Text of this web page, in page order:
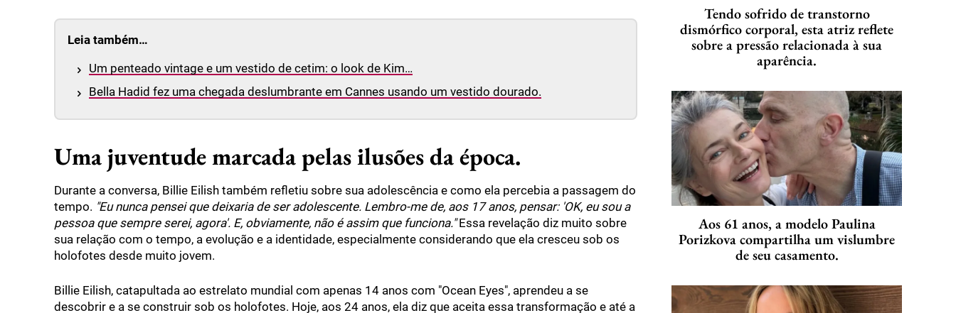
Leia também…
Um penteado vintage e um vestido de cetim: o look de Kim…
Bella Hadid fez uma chegada deslumbrante em Cannes usando um vestido dourado.
Uma juventude marcada pelas ilusões da época.
Durante a conversa, Billie Eilish também refletiu sobre sua adolescência e como ela percebia a passagem do
tempo. "Eu nunca pensei que deixaria de ser adolescente. Lembro-me de, aos 17 anos, pensar: 'OK, eu sou a
pessoa que sempre serei, agora'. E, obviamente, não é assim que funciona."Essa revelação diz muito sobre
sua relação com o tempo, a evolução e a identidade, especialmente considerando que ela cresceu sob os
holofotes desde muito jovem.
Billie Eilish, catapultada ao estrelato mundial com apenas 14 anos com "Ocean Eyes", aprendeu a se
descobrir e a se construir sob os holofotes. Hoje, aos 24 anos, ela diz que aceita essa transformação e até a
Tendo sofrido de transtorno
dismórfico corporal, esta atriz reflete
sobre a pressão relacionada à sua
aparência.
Aos 61 anos, a modelo Paulina
Porizkova compartilha um vislumbre
de seu casamento.